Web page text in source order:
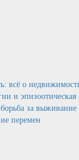
всё о
и эпизоотическая
за выживание
перемен